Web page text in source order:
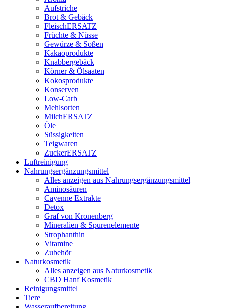
Aufstriche
Brot & Gebäck
FleischERSATZ
Früchte & Nüsse
Gewürze & Soßen
Kakaoprodukte
Knabbergebäck
Körner & Ölsaaten
Kokosprodukte
Konserven
Low-Carb
Mehlsorten
MilchERSATZ
Öle
Süssigkeiten
Teigwaren
ZuckerERSATZ
Luftreinigung
Nahrungsergänzungsmittel
Alles anzeigen aus Nahrungsergänzungsmittel
Aminosäuren
Cayenne Extrakte
Detox
Graf von Kronenberg
Mineralien & Spurenelemente
Strophanthin
Vitamine
Zubehör
Naturkosmetik
Alles anzeigen aus Naturkosmetik
CBD Hanf Kosmetik
Reinigungsmittel
Tiere